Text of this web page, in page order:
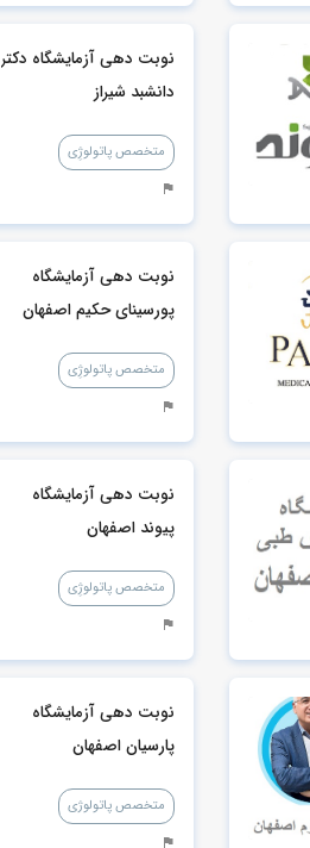
نوبت دهی آزمایشگاه دکتر
دانشبد شیراز
متخصص پاتولوژِی
نوبت دهی آزمایشگاه
پورسینای حکیم اصفهان
متخصص پاتولوژِی
نوبت دهی آزمایشگاه
پیوند اصفهان
متخصص پاتولوژِی
نوبت دهی آزمایشگاه
پارسیان اصفهان
متخصص پاتولوژی